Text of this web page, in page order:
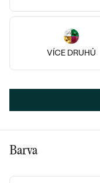
VÍCE DRUHŮ
Barva
Andine